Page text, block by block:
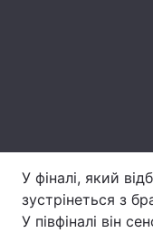
Архів
Контакти
У фіналі, який
зустрінеться з
У півфіналі він